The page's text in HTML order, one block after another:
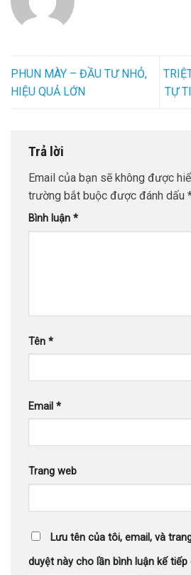
PHUN MÀY – ĐẦU TƯ NHỎ,
HIỆU QUẢ LỚN
TỰ
Trả lời
Email của bạn sẽ không được
trường bắt buộc được đánh dấu
Bình luận *
Tên *
Email *
Trang web
Lưu tên của tôi, email, và
duyệt này cho lần bình luận kế tiếp